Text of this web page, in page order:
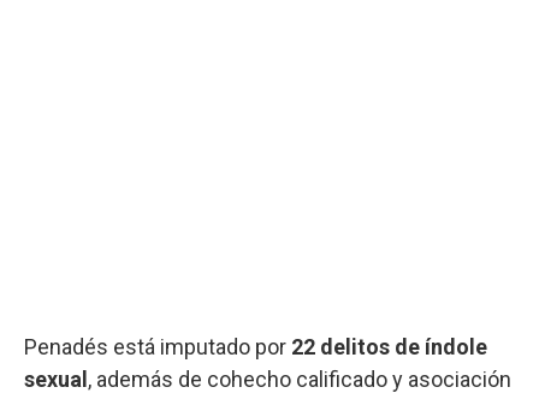
Penadés está imputado por 22 delitos de índole
sexual , además de cohecho calificado y asociación